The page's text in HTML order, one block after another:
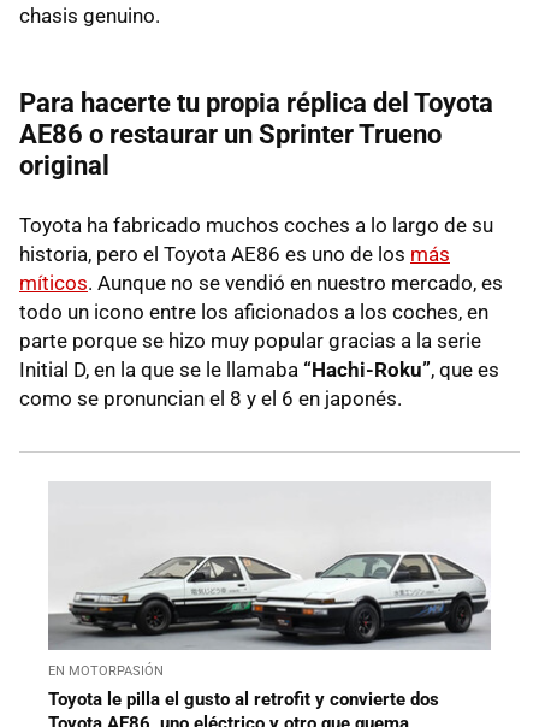
chasis genuino.
Para hacerte tu propia réplica del Toyota
AE86 o restaurar un Sprinter Trueno
original
Toyota ha fabricado muchos coches a lo largo de su
historia, pero el Toyota AE86 es uno de los más
míticos. Aunque no se vendió en nuestro mercado, es
todo un icono entre los aficionados a los coches, en
parte porque se hizo muy popular gracias a la serie
Initial D, en la que se le llamaba “Hachi-Roku”, que es
como se pronuncian el 8 y el 6 en japonés.
EN MOTORPASIÓN
Toyota le pilla el gusto al retrofit y convierte dos